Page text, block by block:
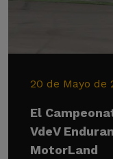
20 de Mayo de
El
VdeV
MotorLand